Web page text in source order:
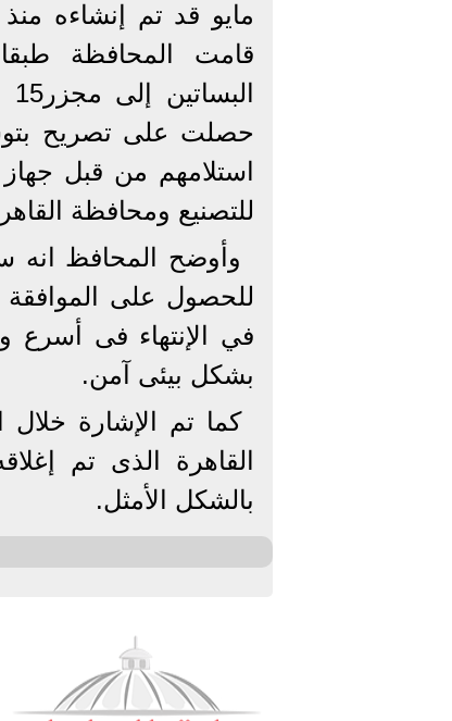
قامت المحافظة طبقا
للتصنيع ومحافظة
وأوضح المحافظ انه
للحصول على الموافقة
في الإنتهاء فى
بشكل بيئى آمن.
كما تم الإشارة
القاهرة الذى تم
بالشكل الأمثل.